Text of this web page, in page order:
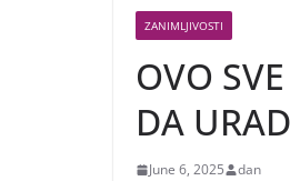
ZANIMLJIVOSTI
OVO
DA
June 6, 2025 dan